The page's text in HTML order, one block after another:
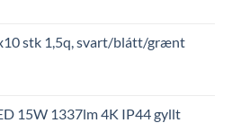
stk 1,5q, svart/blátt/grænt
15W 1337lm 4K IP44 gyllt